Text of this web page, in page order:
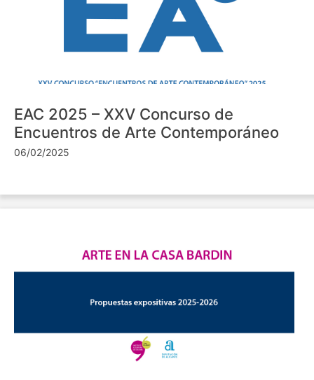
EAC 2025 – XXV Concurso de
Encuentros de Arte Contemporáneo
06/02/2025